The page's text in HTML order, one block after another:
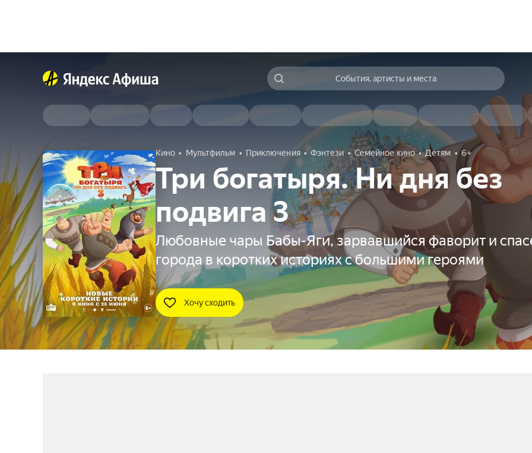
События, артисты и места
Кино Мультфильм Приключения Фэнтези Семейное кино Детям 6+
Три богатыря. Ни дня без
подвига 3
Любовные чары Бабы-Яги, зарвавшийся фаворит и
города в коротких историях с большими героями
Хочу сходить